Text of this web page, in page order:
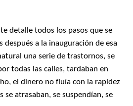
detalle todos los pasos que se
después a la inauguración de esa
una serie de trastornos, se
todas las calles, tardaban en
el dinero no fluía con la rapidez
se atrasaban, se suspendían, se